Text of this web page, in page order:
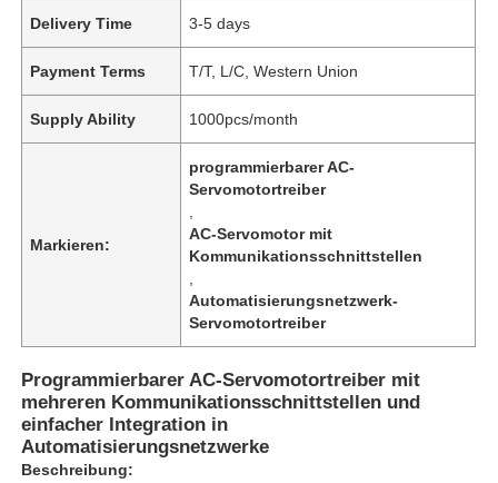
Delivery Time 3-5 days
Payment Terms T/T, L/C, Western Union
Supply Ability 1000pcs/month
Markieren:
programmierbarer AC-
Servomotortreiber
AC-Servomotor mit
Kommunikationsschnittstellen
Automatisierungsnetzwerk-
Servomotortreiber
Programmierbarer AC-Servomotortreiber mit
mehreren Kommunikationsschnittstellen und
einfacher Integration in
Automatisierungsnetzwerke
Beschreibung: